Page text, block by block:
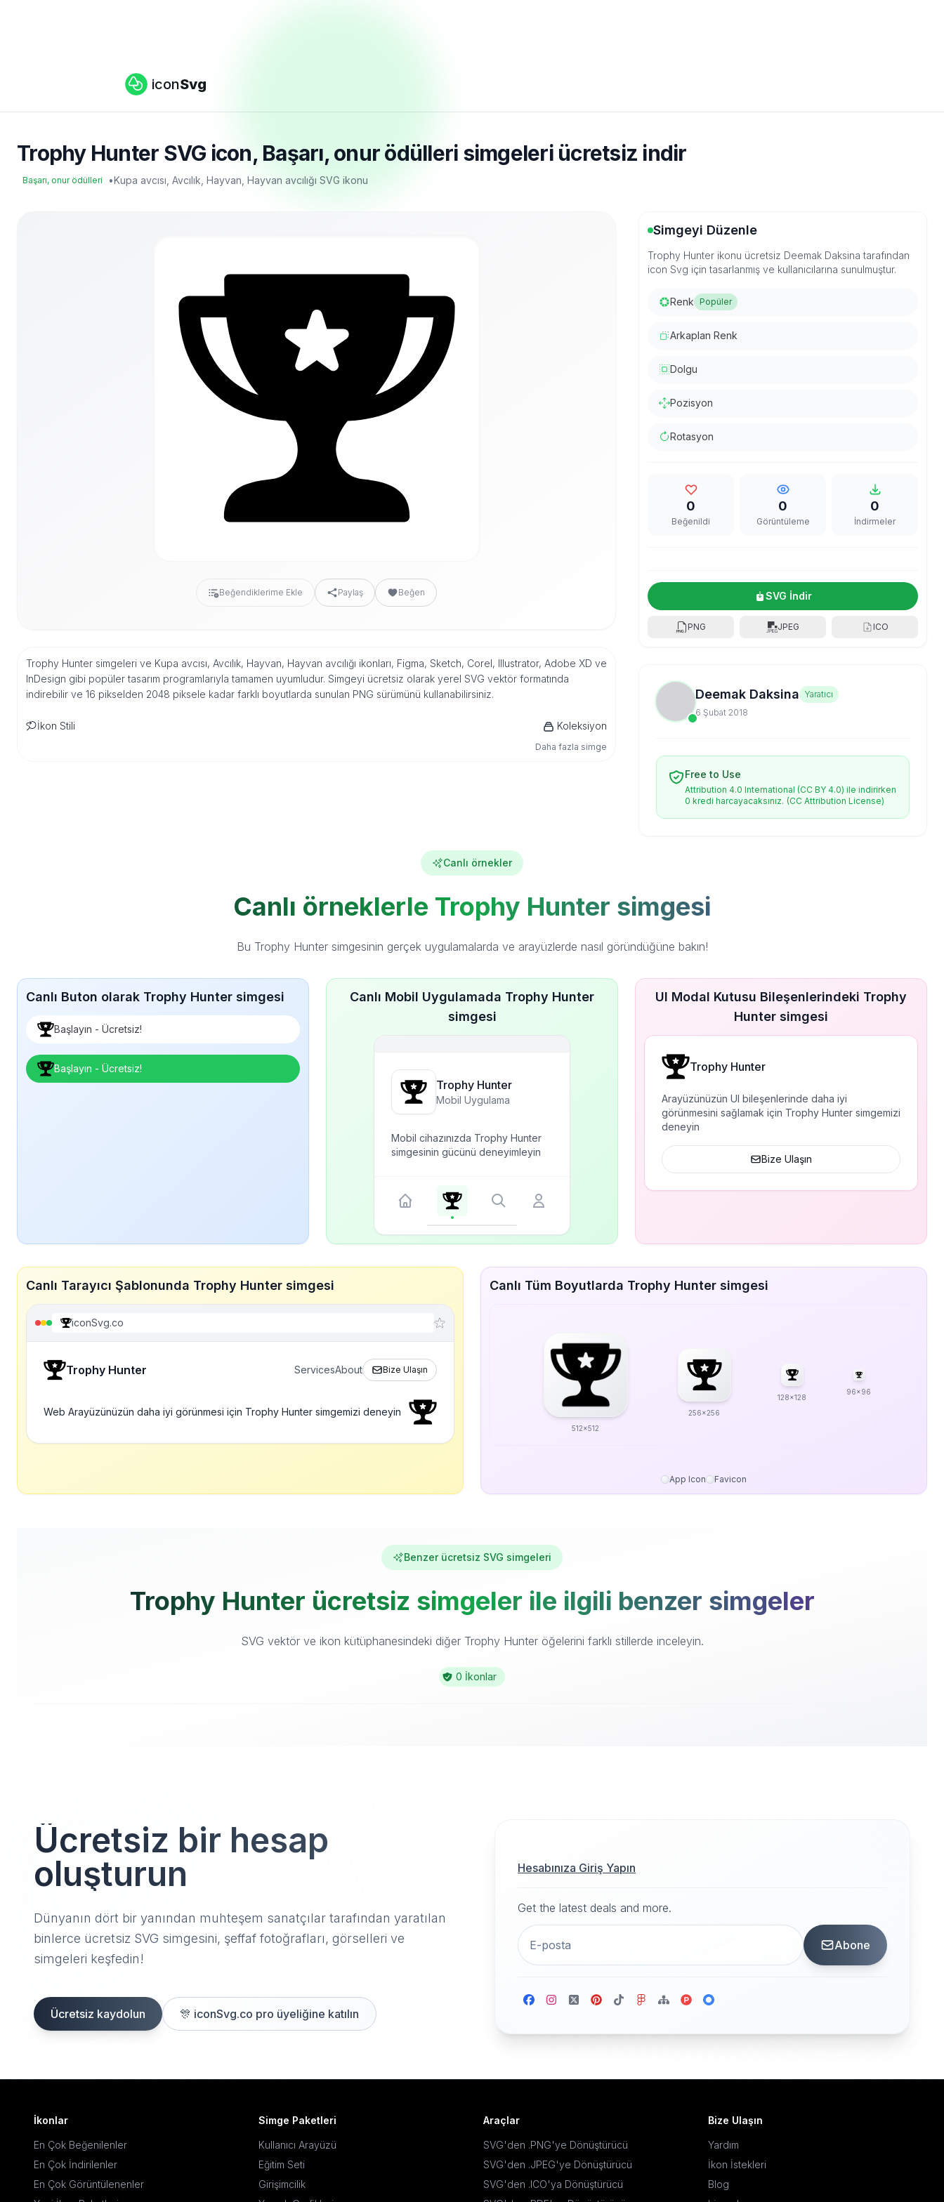
iconSvg
Trophy Hunter SVG icon, Başarı, onur ödülleri simgeleri ücretsiz indir
Başarı, onur ödülleri •Kupa avcısı, Avcılık, Hayvan, Hayvan avcılığı SVG ikonu
Beğendiklerime Ekle Paylaş Beğen
Trophy Hunter simgeleri ve Kupa avcısı, Avcılık, Hayvan, Hayvan avcılığı ikonları, Figma, Sketch, Corel, Illustrator, Adobe XD ve
InDesign gibi popüler tasarım programlarıyla tamamen uyumludur. Simgeyi ücretsiz olarak yerel SVG vektör formatında
indirebilir ve 16 pikselden 2048 piksele kadar farklı boyutlarda sunulan PNG sürümünü kullanabilirsiniz.
İkon Stili Koleksiyon
Daha fazla simge
Simgeyi Düzenle
Trophy Hunter ikonu ücretsiz Deemak Daksina tarafından
icon Svg için tasarlanmış ve kullanıcılarına sunulmuştur.
Renk Popüler
Arkaplan Renk
Dolgu
Pozisyon
Rotasyon
0
Beğenildi
0
Görüntüleme
0
İndirmeler
SVG İndir
PNG JPEG ICO
Deemak Daksina Yaratıcı
6 Şubat 2018
Free to Use
Attribution 4.0 International (CC BY 4.0) ile indirirken
0 kredi harcayacaksınız. (CC Attribution License)
Canlı örnekler
Canlı örneklerle Trophy Hunter simgesi
Bu Trophy Hunter simgesinin gerçek uygulamalarda ve arayüzlerde nasıl göründüğüne bakın!
Canlı Buton olarak Trophy Hunter simgesi
Başlayın - Ücretsiz!
Başlayın - Ücretsiz!
Canlı Mobil Uygulamada Trophy Hunter
simgesi
Trophy Hunter
Mobil Uygulama
Mobil cihazınızda Trophy Hunter
simgesinin gücünü deneyimleyin
UI Modal Kutusu Bileşenlerindeki Trophy
Hunter simgesi
Trophy Hunter
Arayüzünüzün UI bileşenlerinde daha iyi
görünmesini sağlamak için Trophy Hunter simgemizi
deneyin
Bize Ulaşın
Canlı Tarayıcı Şablonunda Trophy Hunter simgesi
iconSvg.co
Trophy Hunter ServicesAbout Bize Ulaşın
Web Arayüzünüzün daha iyi görünmesi için Trophy Hunter simgemizi deneyin
Canlı Tüm Boyutlarda Trophy Hunter simgesi
512x512
256x256
128x128
96x96
App Icon Favicon
Benzer ücretsiz SVG simgeleri
Trophy Hunter ücretsiz simgeler ile ilgili benzer simgeler
SVG vektör ve ikon kütüphanesindeki diğer Trophy Hunter öğelerini farklı stillerde inceleyin.
0 İkonlar
Ücretsiz bir hesap
oluşturun
Dünyanın dört bir yanından muhteşem sanatçılar tarafından yaratılan
binlerce ücretsiz SVG simgesini, şeffaf fotoğrafları, görselleri ve
simgeleri keşfedin!
Ücretsiz kaydolun 🎊 iconSvg.co pro üyeliğine katılın
Hesabınıza Giriş Yapın
Get the latest deals and more.
Abone
İkonlar
En Çok Beğenilenler
En Çok İndirilenler
En Çok Görüntülenenler
Simge Paketleri
Kullanıcı Arayüzü
Eğitim Seti
Girişimcilik
Araçlar
SVG'den .PNG'ye Dönüştürücü
SVG'den .JPEG'ye Dönüştürücü
SVG'den .ICO'ya Dönüştürücü
Bize Ulaşın
Yardım
İkon İstekleri
Blog